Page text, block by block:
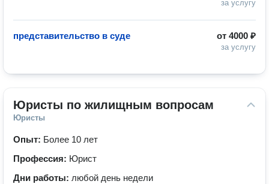
за услугу
от 4000 ₽
за услугу
представительство в суде
Юристы по жилищным вопросам
Юристы
Опыт: Более 10 лет
Профессия: Юрист
Дни работы: любой день недели